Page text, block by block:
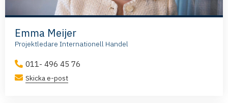
Emma Meijer
Projektledare Internationell Handel
011- 496 45 76
Skicka e-post